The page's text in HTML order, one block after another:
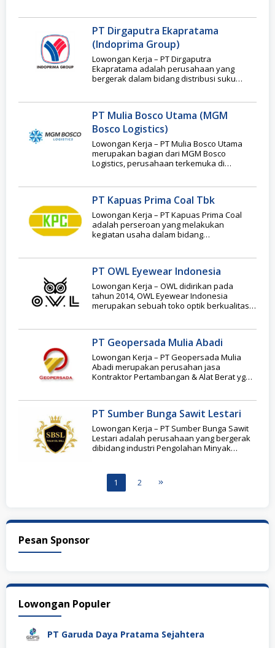
PT Dirgaputra Ekapratama
(Indoprima Group)
Lowongan Kerja – PT Dirgaputra
Ekapratama adalah perusahaan yang
bergerak dalam bidang distribusi suku
PT Mulia Bosco Utama (MGM
Bosco Logistics)
Lowongan Kerja – PT Mulia Bosco Utama
merupakan bagian dari MGM Bosco
Logistics, perusahaan terkemuka di
PT Kapuas Prima Coal Tbk
Lowongan Kerja – PT Kapuas Prima Coal
adalah perseroan yang melakukan
kegiatan usaha dalam bidang
PT OWL Eyewear Indonesia
Lowongan Kerja – OWL didirikan pada
tahun 2014, OWL Eyewear Indonesia
merupakan sebuah toko optik berkualitas,
PT Geopersada Mulia Abadi
Lowongan Kerja – PT Geopersada Mulia
Abadi merupakan perusahan jasa
Kontraktor Pertambangan & Alat Berat yg
PT Sumber Bunga Sawit Lestari
Lowongan Kerja – PT Sumber Bunga Sawit
Lestari adalah perusahaan yang bergerak
dibidang industri Pengolahan Minyak
1 2
Pesan Sponsor
Lowongan Populer
PT Garuda Daya Pratama Sejahtera